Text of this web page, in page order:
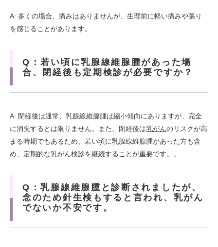
A: 多くの場合、痛みはありませんが、生理前に軽い痛みや張り
を感じることがあります。
Q：若い頃に乳腺線維腺腫があった場
合、閉経後も定期検診が必要ですか？
A: 閉経後は通常、乳腺線維腺腫は縮小傾向にありますが、完全
に消失するとは限りません。また、閉経後は乳がんのリスクが高
まる時期でもあるため、若い頃に乳腺線維腺腫があった方も含
め、定期的な乳がん検診を継続することが重要です。。
Q：乳腺線維腺腫と診断されましたが、
念のため針生検もすると言われ、乳がん
でないか不安です。